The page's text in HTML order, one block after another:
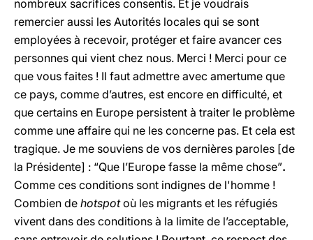
nombreux sacrifices consentis. Et je voudrais
remercier aussi les Autorités locales qui se sont
employées à recevoir, protéger et faire avancer ces
personnes qui vient chez nous. Merci ! Merci pour ce
que vous faites ! Il faut admettre avec amertume que
ce pays, comme d’autres, est encore en difficulté, et
que certains en Europe persistent à traiter le problème
comme une affaire qui ne les concerne pas. Et cela est
tragique. Je me souviens de vos dernières paroles [de
la Présidente] : “Que l’Europe fasse la même chose”.
Comme ces conditions sont indignes de l'homme !
Combien de hotspotoù les migrants et les réfugiés
vivent dans des conditions à la limite de l’acceptable,